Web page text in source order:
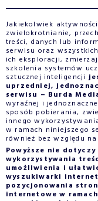
Jakiekolwiek
zwielokrotnianie,
treści, danych lub
serwisu oraz
ich eksploracji,
szkolenia systemów
sztucznej inteligencji
uprzedniej,
serwisu – Burda
wyraźnej i
sposób pobierania,
innego
w ramach niniejszego
również bez względu
Powyższe nie
wykorzystywania
umożliwienia i
wyszukiwarki
pozycjonowania
internetowe w